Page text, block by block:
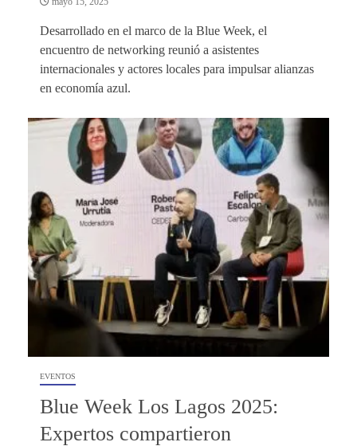
Desarrollado en el marco de la Blue Week, el
encuentro de networking reunió a asistentes
internacionales y actores locales para impulsar alianzas
en economía azul.
EVENTOS
Blue Week Los Lagos 2025:
Expertos compartieron